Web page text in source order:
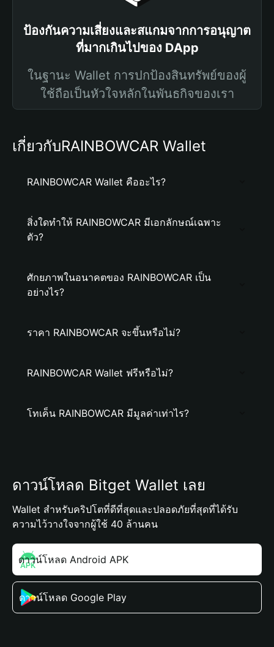
ป้องกันความเสี่ยงและสแกมจากการอนุญาต
ที่มากเกินไปของ DApp
ในฐานะ Wallet การปกป้องสินทรัพย์ของผู้
ใช้ถือเป็นหัวใจหลักในพันธกิจของเรา
เกี่ยวกับRAINBOWCAR Wallet
RAINBOWCAR Wallet คืออะไร?
สิ่งใดทำให้ RAINBOWCAR มีเอกลักษณ์เฉพาะ
ตัว?
ศักยภาพในอนาคตของ RAINBOWCAR เป็น
อย่างไร?
ราคา RAINBOWCAR จะขึ้นหรือไม่?
RAINBOWCAR Wallet ฟรีหรือไม่?
โทเค็น RAINBOWCAR มีมูลค่าเท่าไร?
ดาวน์โหลด Bitget Wallet เลย
Wallet สำหรับคริปโตที่ดีที่สุดและปลอดภัยที่สุดที่ได้รับ
ความไว้วางใจจากผู้ใช้ 40 ล้านคน
ดาวน์โหลด Android APK
ดาวน์โหลด Google Play